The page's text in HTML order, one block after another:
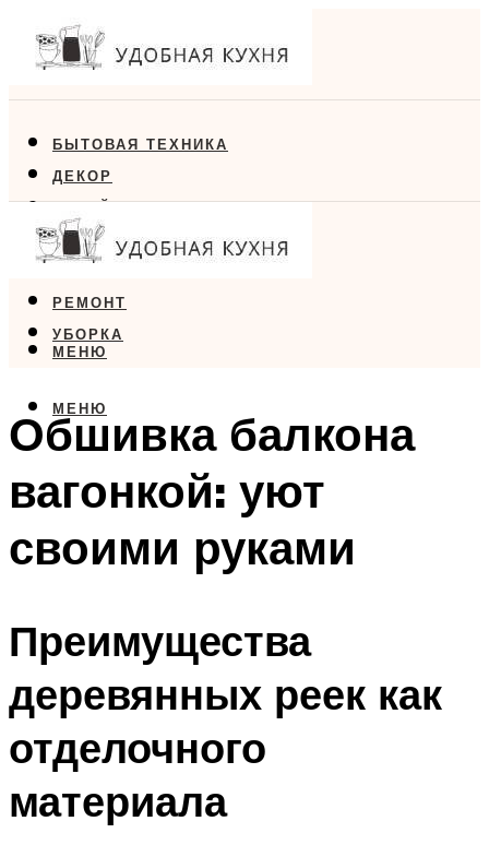
БЫТОВАЯ ТЕХНИКА
ДЕКОР
ДИЗАЙН
ЕДА
РЕМОНТ
УБОРКА
МЕНЮ
МЕНЮ
Обшивка балкона
вагонкой: уют
своими руками
Преимущества
деревянных реек как
отделочного
материала